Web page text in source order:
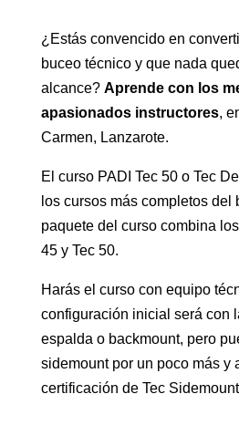
¿Estás convencido en
buceo técnico y que nada
alcance? Aprende con los
apasionados instructores,
Carmen, Lanzarote.
El curso PADI Tec 50 o Tec
los cursos más completos del
paquete del curso combina
45 y Tec 50.
Harás el curso con equipo
configuración inicial será con
espalda o backmount, pero
sidemount por un poco más y
certificación de Tec